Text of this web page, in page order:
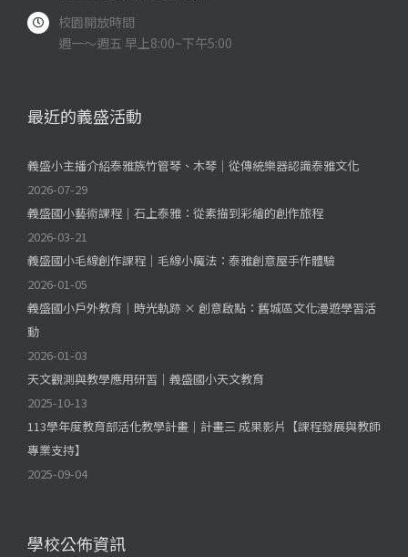
校園開放時間
週一～週五 早上8:00~下午5:00
最近的義盛活動
義盛小主播介紹泰雅族竹管琴、木琴｜從傳統樂器認識泰雅文化
2026-07-29
義盛國小藝術課程｜石上泰雅：從素描到彩繪的創作旅程
2026-03-21
義盛國小毛線創作課程｜毛線小魔法：泰雅創意屋手作體驗
2026-01-05
義盛國小戶外教育｜時光軌跡 × 創意啟點：舊城區文化漫遊學習活
動
2026-01-03
天文觀測與教學應用研習｜義盛國小天文教育
2025-10-13
113學年度教育部活化教學計畫｜計畫三 成果影片【課程發展與教師
專業支持】
2025-09-04
學校公佈資訊